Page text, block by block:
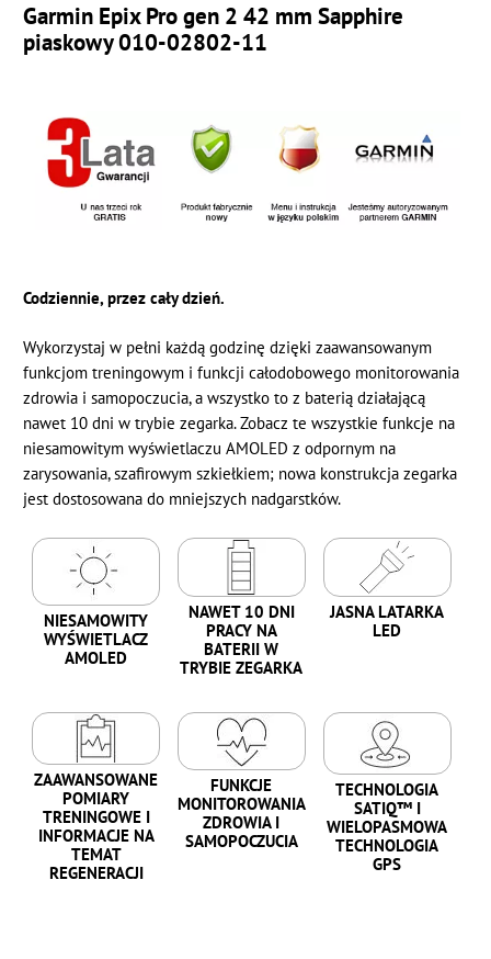
Garmin Epix Pro gen 2 42 mm Sapphire
piaskowy 010-02802-11
Codziennie, przez cały dzień.
Wykorzystaj w pełni każdą godzinę dzięki zaawansowanym
funkcjom treningowym i funkcji całodobowego monitorowania
zdrowia i samopoczucia, a wszystko to z baterią działającą
nawet 10 dni w trybie zegarka. Zobacz te wszystkie funkcje na
niesamowitym wyświetlaczu AMOLED z odpornym na
zarysowania, szafirowym szkiełkiem; nowa konstrukcja zegarka
jest dostosowana do mniejszych nadgarstków.
NIESAMOWITY
WYŚWIETLACZ
AMOLED
NAWET 10 DNI
PRACY NA
BATERII W
TRYBIE ZEGARKA
JASNA LATARKA
LED
ZAAWANSOWANE
POMIARY
TRENINGOWE I
INFORMACJE NA
TEMAT
REGENERACJI
FUNKCJE
MONITOROWANIA
ZDROWIA I
SAMOPOCZUCIA
TECHNOLOGIA
SATIQ™️ I
WIELOPASMOWA
TECHNOLOGIA
GPS